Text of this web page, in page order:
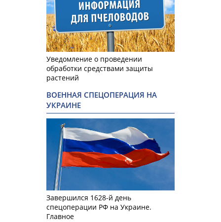
Уведомление о проведении
обработки средствами защиты
растений
ВОЕННАЯ СПЕЦОПЕРАЦИЯ НА
УКРАИНЕ
Завершился 1628-й день
спецоперации РФ на Украине.
Главное